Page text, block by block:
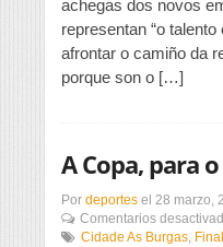
achegas dos novos
representan “o
afrontar o camiño da
porque son o […]
A Copa, para
Por deportes el 28 marzo,
Comentarios
Cidade As Burgas,